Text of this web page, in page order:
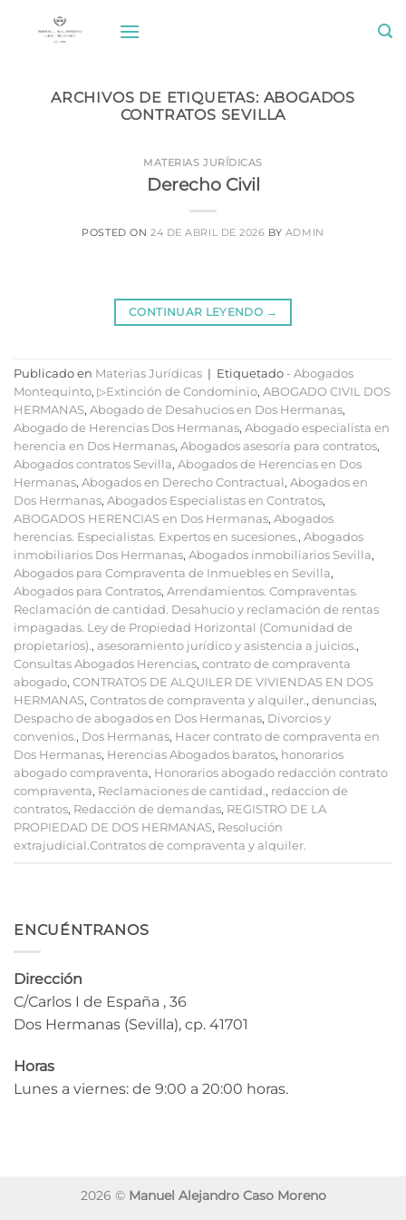
ARCHIVOS DE ETIQUETAS: ABOGADOS
CONTRATOS SEVILLA
MATERIAS JURÍDICAS
Derecho Civil
POSTED ON 24 DE ABRIL DE 2026 BY ADMIN
CONTINUAR LEYENDO →
Publicado en Materias Jurídicas | Etiquetado - Abogados
Montequinto, ▷Extinción de Condominio, ABOGADO CIVIL DOS
HERMANAS, Abogado de Desahucios en Dos Hermanas,
Abogado de Herencias Dos Hermanas, Abogado especialista en
herencia en Dos Hermanas, Abogados asesoría para contratos,
Abogados contratos Sevilla, Abogados de Herencias en Dos
Hermanas, Abogados en Derecho Contractual , Abogados en
Dos Hermanas, Abogados Especialistas en Contratos,
ABOGADOS HERENCIAS en Dos Hermanas, Abogados
herencias. Especialistas. Expertos en sucesiones., Abogados
inmobiliarios Dos Hermanas, Abogados inmobiliarios Sevilla,
Abogados para Compraventa de Inmuebles en Sevilla,
Abogados para Contratos, Arrendamientos. Compraventas.
Reclamación de cantidad. Desahucio y reclamación de rentas
impagadas. Ley de Propiedad Horizontal (Comunidad de
propietarios)., asesoramiento jurídico y asistencia a juicios.,
Consultas Abogados Herencias, contrato de compraventa
abogado, CONTRATOS DE ALQUILER DE VIVIENDAS EN DOS
HERMANAS, Contratos de compraventa y alquiler., denuncias,
Despacho de abogados en Dos Hermanas, Divorcios y
convenios., Dos Hermanas, Hacer contrato de compraventa en
Dos Hermanas, Herencias Abogados baratos, honorarios
abogado compraventa, Honorarios abogado redacción contrato
compraventa, Reclamaciones de cantidad., redaccion de
contratos, Redacción de demandas, REGISTRO DE LA
PROPIEDAD DE DOS HERMANAS, Resolución
extrajudicial.Contratos de compraventa y alquiler.
ENCUÉNTRANOS
Dirección
C/Carlos I de España , 36
Dos Hermanas (Sevilla), cp. 41701
Horas
Lunes a viernes: de 9:00 a 20:00 horas.
2026 © Manuel Alejandro Caso Moreno